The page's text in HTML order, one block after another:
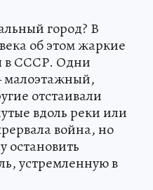
город? В
об этом жаркие
в СССР. Одни
малоэтажный,
отстаивали
вдоль реки или
война, но
остановить
устремленную в